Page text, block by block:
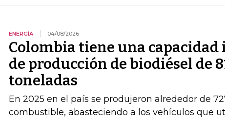
ENERGÍA 04/08/2026
Colombia tiene una capacidad
de producción de biodiésel de
toneladas
En 2025 en el país se produjeron alrededor de
combustible, abasteciendo a los vehículos que